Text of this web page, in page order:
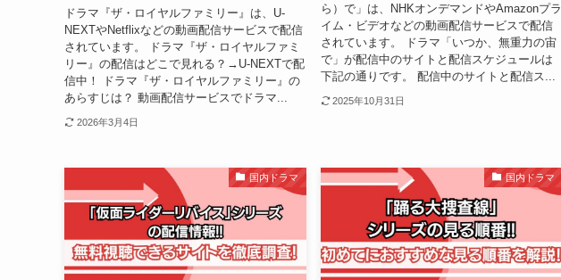
ドラマ『ザ・ロイヤルファミリー』は、U-
NEXTやNetflixなどの動画配信サービスで配信
されています。 ドラマ『ザ・ロイヤルファミ
リー』の配信はどこで見れる？→U-NEXTで配
信中！ ドラマ『ザ・ロイヤルファミリー』の
あらすじは？ 動画配信サービスでドラマ...
2026年3月4日
ら）で」は、NHKオンデマンドやAmazonプラ
イム・ビデオなどの動画配信サービスで配信
されています。 ドラマ「いつか、無重力の宙
で」が配信中のサイトと配信スケジュールは
下記の通りです。 配信中のサイトと配信ス...
2025年10月31日
国内ドラマ 国内ドラマ